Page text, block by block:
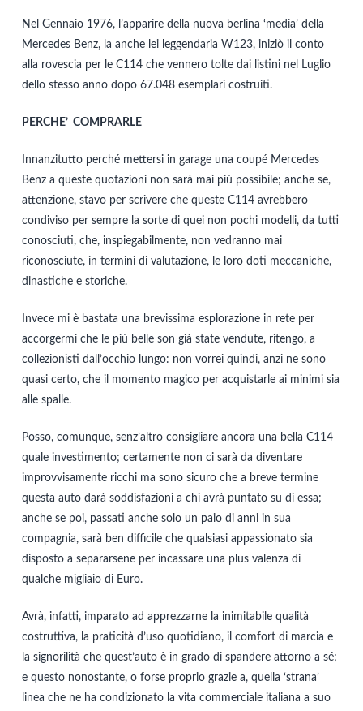
Nel Gennaio 1976, l’apparire della nuova berlina ‘media’ della
Mercedes Benz, la anche lei leggendaria W123, iniziò il conto
alla rovescia per le C114 che vennero tolte dai listini nel Luglio
dello stesso anno dopo 67.048 esemplari costruiti.
PERCHE’ COMPRARLE
Innanzitutto perché mettersi in garage una coupé Mercedes
Benz a queste quotazioni non sarà mai più possibile; anche se,
attenzione, stavo per scrivere che queste C114 avrebbero
condiviso per sempre la sorte di quei non pochi modelli, da tutti
conosciuti, che, inspiegabilmente, non vedranno mai
riconosciute, in termini di valutazione, le loro doti meccaniche,
dinastiche e storiche.
Invece mi è bastata una brevissima esplorazione in rete per
accorgermi che le più belle son già state vendute, ritengo, a
collezionisti dall’occhio lungo: non vorrei quindi, anzi ne sono
quasi certo, che il momento magico per acquistarle ai minimi sia
alle spalle.
Posso, comunque, senz’altro consigliare ancora una bella C114
quale investimento; certamente non ci sarà da diventare
improvvisamente ricchi ma sono sicuro che a breve termine
questa auto darà soddisfazioni a chi avrà puntato su di essa;
anche se poi, passati anche solo un paio di anni in sua
compagnia, sarà ben difficile che qualsiasi appassionato sia
disposto a separarsene per incassare una plus valenza di
qualche migliaio di Euro.
Avrà, infatti, imparato ad apprezzarne la inimitabile qualità
costruttiva, la praticità d’uso quotidiano, il comfort di marcia e
la signorilità che quest’auto è in grado di spandere attorno a sé;
e questo nonostante, o forse proprio grazie a, quella ‘strana’
linea che ne ha condizionato la vita commerciale italiana a suo